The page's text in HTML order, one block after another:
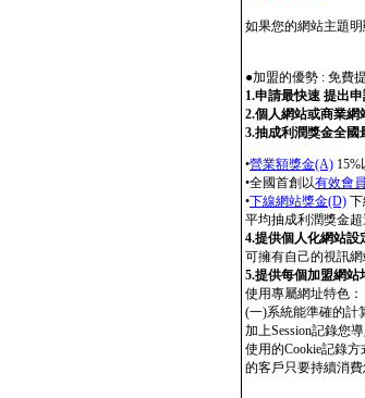
如果您的網站主題
●加盟的優勢 : 免費
1.申請最快速 提出
2.個人網站或商業網
3.抽成利潤獎金全國
•營業額獎金(A) 15%
•全國首創以有效會
•下線網站獎金(D)
平均抽成利潤獎金
4.提供個人化網站設
可擁有自己的視訊網
5.提供每個加盟網站
使用專屬網址特色：
(一)系統能準確的計
加上Session記錄您
使用的Cookie記錄
的客戶只要持續消